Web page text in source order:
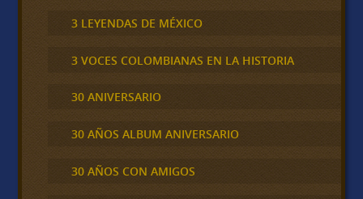
3 LEYENDAS DE MÉXICO
3 VOCES COLOMBIANAS EN LA HISTORIA
30 ANIVERSARIO
30 AÑOS ALBUM ANIVERSARIO
30 AÑOS CON AMIGOS